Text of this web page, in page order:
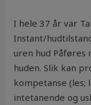
I hele 37 år var
Instant/
uren hud Påføres
huden. Slik kan
kompetanse
intetanende og